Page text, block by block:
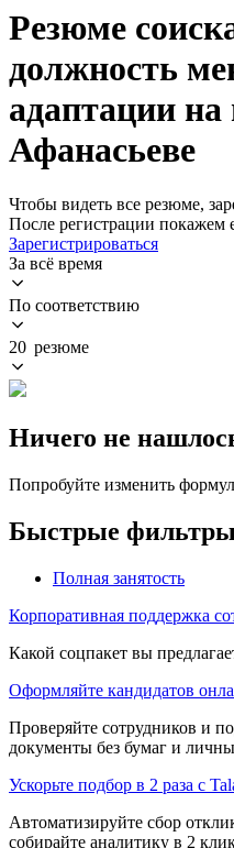
Резюме
должность
адаптации
Афанасьеве
Чтобы видеть все резюме,
После регистрации покажем
Зарегистрироваться
За всё время
По соответствию
20 резюме
Ничего не
Попробуйте изменить
Быстрые фильтры
Полная занятость
Корпоративная поддержка
Какой соцпакет вы
Оформляйте кандидатов
Проверяйте сотрудников и
документы без бумаг и
Ускорьте подбор в 2 раза с
Автоматизируйте сбор
собирайте аналитику в 2